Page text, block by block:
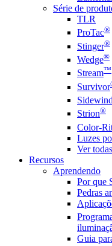
Série de
TLR
ProTac®
Stinger®
Wedge®
Stream™
Survivor
Strion®
Color-
Luzes
Ver
Recursos
Aprendendo
Por que
Pedras
Guia